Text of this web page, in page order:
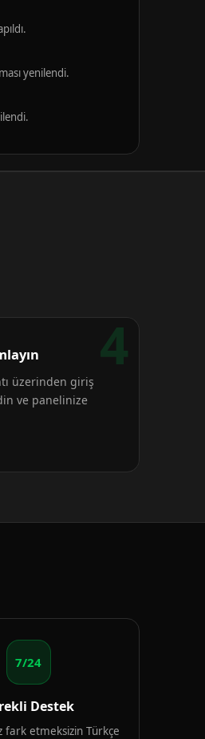
yenilendi.
4
üzerinden giriş
ve panelinize
7/24
Destek
fark etmeksizin Türkçe